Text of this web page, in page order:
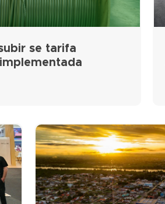
se tarifa